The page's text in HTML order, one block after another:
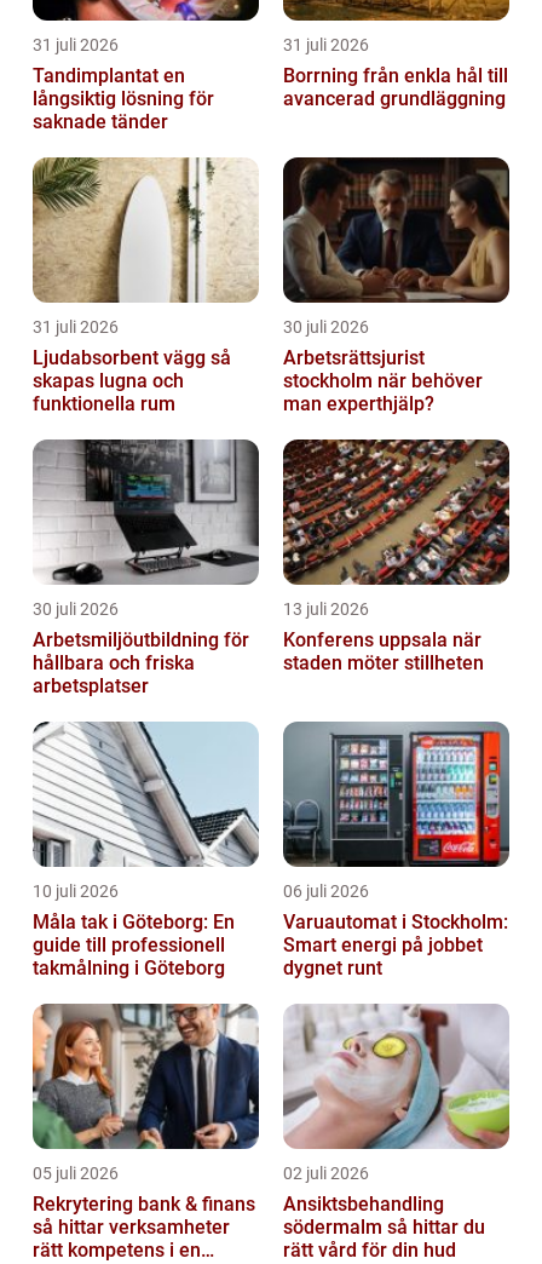
31 juli 2026
Tandimplantat en
långsiktig lösning för
saknade tänder
31 juli 2026
Borrning från enkla hål till
avancerad grundläggning
31 juli 2026
Ljudabsorbent vägg så
skapas lugna och
funktionella rum
30 juli 2026
Arbetsrättsjurist
stockholm när behöver
man experthjälp?
30 juli 2026
Arbetsmiljöutbildning för
hållbara och friska
arbetsplatser
13 juli 2026
Konferens uppsala när
staden möter stillheten
10 juli 2026
Måla tak i Göteborg: En
guide till professionell
takmålning i Göteborg
06 juli 2026
Varuautomat i Stockholm:
Smart energi på jobbet
dygnet runt
05 juli 2026
Rekrytering bank & finans
så hittar verksamheter
rätt kompetens i en
02 juli 2026
Ansiktsbehandling
södermalm så hittar du
rätt vård för din hud